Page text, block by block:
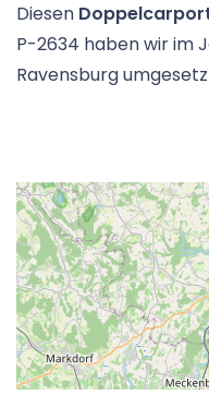
Diesen
P-2634 haben wir im
Ravensburg